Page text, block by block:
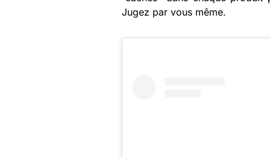
Jugez par vous même.